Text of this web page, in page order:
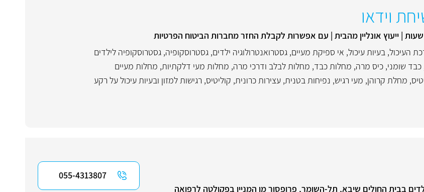
וידאו
העיכול, בעיות עיכול, אי ספיקת מעיים, גסטרואנטרולוגיה ילדים, גסטרוסקופיה, גסטרוסקופיה לילדים
כבד שומני, כיס מרה, מחלות כבד, מחלות לבלב ודרכי מרה, מחלות מעי דלקתיות, מחלות מעיים
, מחלת קרוהן, מעי רגיש, נפיחות בטנית, עצירות כרונית, קוליטיס, רגישות למזון ובעיות עיכול על רקע
בבית החולים שיבא, תל-השומר, פרופסור מן המניין בפקולטה לרפואה
055-4313807